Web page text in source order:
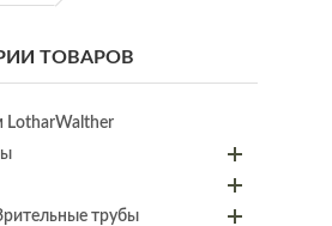
ТОВАРОВ
LotharWalther
трубы